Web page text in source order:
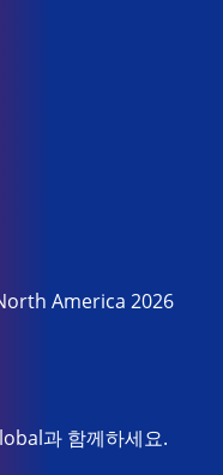
America 2026
과 함께하세요.